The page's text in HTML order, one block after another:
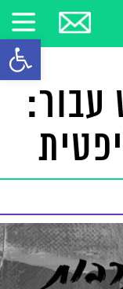
פתח
עבור: